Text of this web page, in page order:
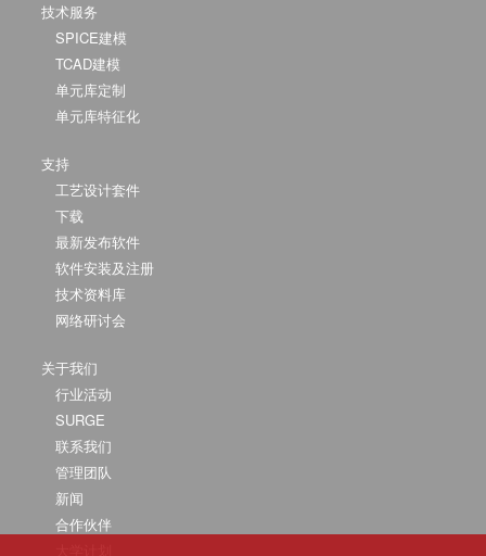
技术服务
SPICE建模
TCAD建模
单元库定制
单元库特征化
支持
工艺设计套件
下载
最新发布软件
软件安装及注册
技术资料库
网络研讨会
关于我们
行业活动
SURGE
联系我们
管理团队
新闻
合作伙伴